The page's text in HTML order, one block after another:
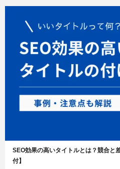
SEO効果の高いタイトルとは？競合と
付】